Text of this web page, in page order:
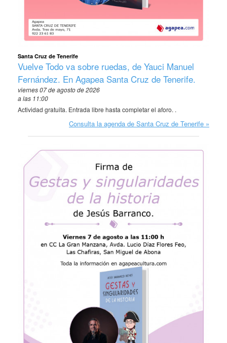
Santa Cruz de Tenerife
Vuelve Todo va sobre ruedas, de Yauci Manuel
Fernández. En Agapea Santa Cruz de Tenerife.
viernes 07 de agosto de 2026
a las 11:00
Actividad gratuita. Entrada libre hasta completar el aforo. .
Consulta la agenda de Santa Cruz de Tenerife